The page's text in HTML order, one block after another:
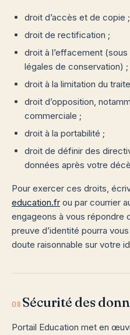
droit d’accès et de copie ;
droit de rectification ;
droit à l’effacement
légales de conservation) ;
droit à la limitation du
droit d’opposition,
commerciale ;
droit à la portabilité ;
droit de définir des
données après votre
Pour exercer ces droits,
education.fr ou par courrier
engageons à vous répondre
preuve d’identité pourra
doute raisonnable sur votre
08 Sécurité des
Portail Education met en